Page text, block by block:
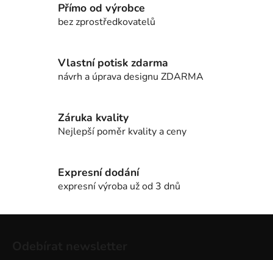
Přímo od výrobce
bez zprostředkovatelů
Vlastní potisk zdarma
návrh a úprava designu ZDARMA
Záruka kvality
Nejlepší poměr kvality a ceny
Expresní dodání
expresní výroba už od 3 dnů